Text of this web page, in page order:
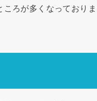
ろが多くなっておりま